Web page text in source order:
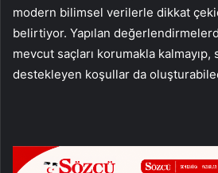
modern bilimsel verilerle dikkat
belirtiyor. Yapılan
mevcut saçları korumakla
destekleyen koşullar da